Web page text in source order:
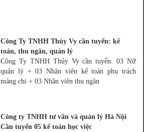
Công Ty TNHH Thủy Vy cần tuyển: kế
toán, thu ngân, quản lý
Công Ty TNHH Thủy Vy cần tuyển: 03 Nữ
quản lý + 03 Nhân viên kế toán phụ trách
mảng chi + 03 Nhân viên thu ngân
Công ty TNHH tư vấn và quản lý Hà Nội
Cần tuyển 05 kế toán học việc